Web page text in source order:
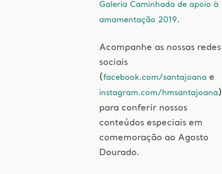
Galeria Caminhada de apoio à
amamentação 2019.
Acompanhe as nossas redes
sociais
(facebook.com/santajoana e
instagram.com/hmsantajoana)
para conferir nossos
conteúdos especiais em
comemoração ao Agosto
Dourado.